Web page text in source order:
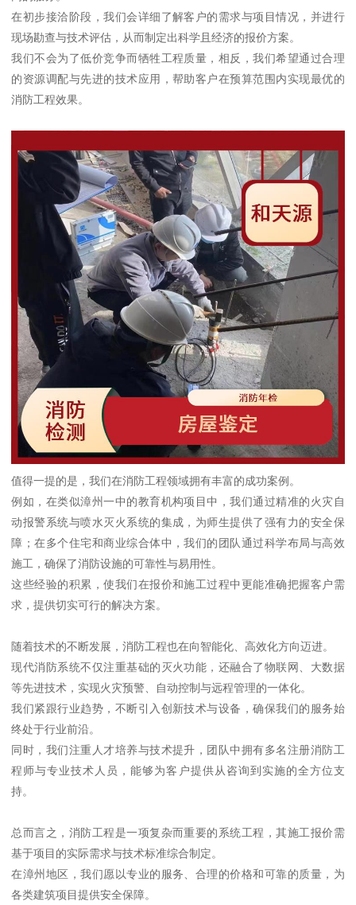
在初步接洽阶段，我们会详细了解客户的需求与项目情况，并进行
现场勘查与技术评估，从而制定出科学且经济的报价方案。
我们不会为了低价竞争而牺牲工程质量，相反，我们希望通过合理
的资源调配与先进的技术应用，帮助客户在预算范围内实现最优的
消防工程效果。
值得一提的是，我们在消防工程领域拥有丰富的成功案例。
例如，在类似漳州一中的教育机构项目中，我们通过精准的火灾自
动报警系统与喷水灭火系统的集成，为师生提供了强有力的安全保
障；在多个住宅和商业综合体中，我们的团队通过科学布局与高效
施工，确保了消防设施的可靠性与易用性。
这些经验的积累，使我们在报价和施工过程中更能准确把握客户需
求，提供切实可行的解决方案。
随着技术的不断发展，消防工程也在向智能化、高效化方向迈进。
现代消防系统不仅注重基础的灭火功能，还融合了物联网、大数据
等先进技术，实现火灾预警、自动控制与远程管理的一体化。
我们紧跟行业趋势，不断引入创新技术与设备，确保我们的服务始
终处于行业前沿。
同时，我们注重人才培养与技术提升，团队中拥有多名注册消防工
程师与专业技术人员，能够为客户提供从咨询到实施的全方位支
持。
总而言之，消防工程是一项复杂而重要的系统工程，其施工报价需
基于项目的实际需求与技术标准综合制定。
在漳州地区，我们愿以专业的服务、合理的价格和可靠的质量，为
各类建筑项目提供安全保障。